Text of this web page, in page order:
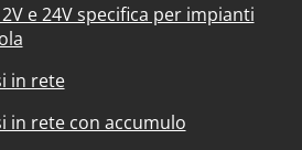
e 24V specifica per impianti
in rete
in rete con accumulo